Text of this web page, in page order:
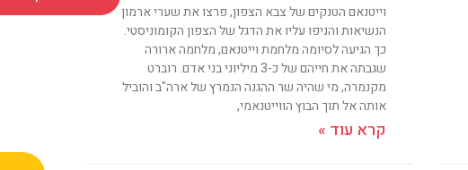
וייטנאם הטנקים של צבא הצפון, פרצו את שערי ארמון
הנשיאות והניפו עליו את הדגל של הצפון הקומוניסטי.
כך הגיעה לסיומה מלחמת וייטנאם, מלחמה ארורה
שגבתה את חייהם של כ-3 מיליוני בני אדם. רוברט
מקנמרה, מי שהיה שר ההגנה הנמרץ של ארה"ב והוביל
אותה אל תוך הבוץ הווייטנאמי,
קרא עוד »